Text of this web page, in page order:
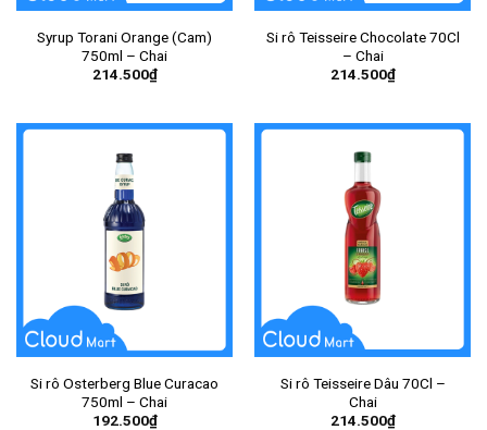
Syrup Torani Orange (Cam)
750ml – Chai
214.500₫
Si rô Teisseire Chocolate 70Cl
– Chai
214.500₫
Si rô Osterberg Blue Curacao
750ml – Chai
192.500₫
Si rô Teisseire Dâu 70Cl –
Chai
214.500₫